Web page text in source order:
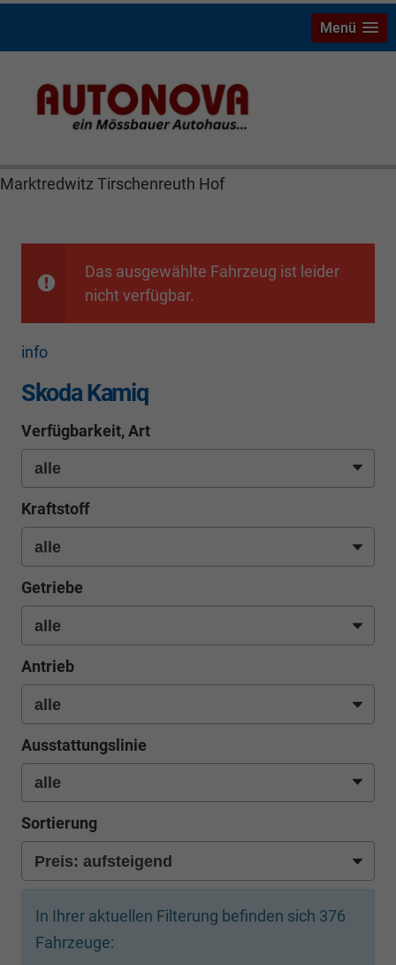
Skoda Kamiq Bayreuth Nützel Mössbauer Autonova
Brucker Räthel MGS Autohaus günstig Finanzierung
Marktredwitz Tirschenreuth Hof
Menü
Das ausgewählte Fahrzeug ist leider
nicht verfügbar.
info
Skoda Kamiq
Verfügbarkeit, Art
Kraftstoff
Getriebe
Antrieb
Ausstattungslinie
Sortierung
In Ihrer aktuellen Filterung befinden sich 376
Fahrzeuge: